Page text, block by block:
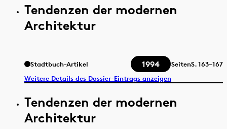
Tendenzen der modernen
Architektur
Stadtbuch-Artikel 1994 SeitenS.163–167
Weitere Details des Dossier-Eintrags anzeigen
Tendenzen der modernen
Architektur